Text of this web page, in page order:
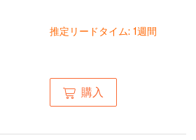
推定リードタイム: 1週間
購入